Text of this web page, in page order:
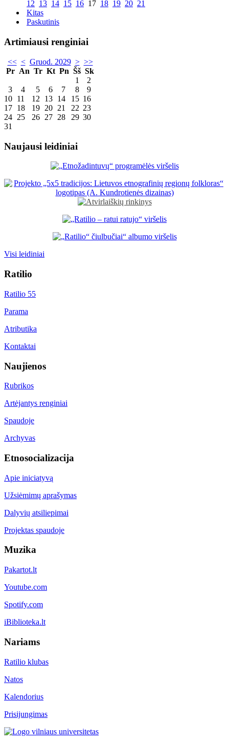
12 13 14 15 16 17 18 19 20 21
Kitas
Paskutinis
Artimiausi renginiai
<< < Gruod. 2029 > >>
Pr An Tr Kt Pn Šš Sk
1
2
3
4 5 6 7 8
9
10 11 12 13 14 15 16
17 18 19 20 21 22 23
24 25 26 27 28 29 30
31
Naujausi leidiniai
Visi leidiniai
Ratilio
Ratilio 55
Parama
Atributika
Kontaktai
Naujienos
Rubrikos
Artėjantys renginiai
Spaudoje
Archyvas
Etnosocializacija
Apie iniciatyvą
Užsiėmimų aprašymas
Dalyvių atsiliepimai
Projektas spaudoje
Muzika
Pakartot.lt
Youtube.com
Spotify.com
iBiblioteka.lt
Nariams
Ratilio klubas
Natos
Kalendorius
Prisijungimas